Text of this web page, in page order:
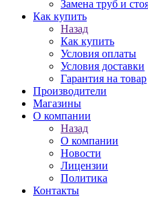
Замена труб и
Как купить
Назад
Как купить
Условия оплаты
Условия доставки
Гарантия на товар
Производители
Магазины
О компании
Назад
О компании
Новости
Лицензии
Политика
Контакты